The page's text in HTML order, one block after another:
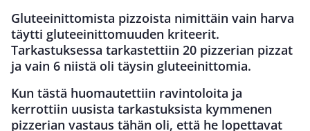
Gluteeinittomista pizzoista nimittäin vain harva
täytti gluteeinittomuuden kriteerit.
Tarkastuksessa tarkastettiin 20 pizzerian pizzat
ja vain 6 niistä oli täysin gluteeinittomia.
Kun tästä huomautettiin ravintoloita ja
kerrottiin uusista tarkastuksista kymmenen
pizzerian vastaus tähän oli, että he lopettavat